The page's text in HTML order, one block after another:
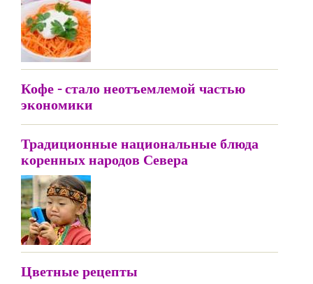
Кофе - стало неотъемлемой частью
экономики
Традиционные национальные блюда
коренных народов Севера
Цветные рецепты